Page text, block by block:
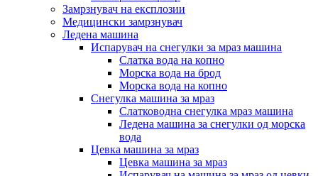
Замрзнувач на експлозии
Медицински замрзнувач
Ледена машина
Испарувач на снегулки за мраз машина
Слатка вода на копно
Морска вода на брод
Морска вода на копно
Снегулка машина за мраз
Слатководна снегулка мраз машина
Ледена машина за снегулки од морска
вода
Цевка машина за мраз
Цевка машина за мраз